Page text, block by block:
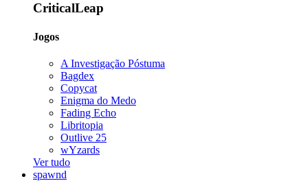
CriticalLeap
Jogos
A Investigação Póstuma
Bagdex
Copycat
Enigma do Medo
Fading Echo
Libritopia
Outlive 25
wYzards
Ver tudo
spawnd